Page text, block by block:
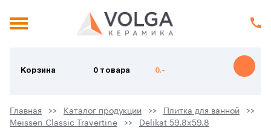
Корзина 0 товара 0.-
Главная Каталог продукции
Плитка для ванной
Meissen Classic Travertine
Delikat 59.8x59.8